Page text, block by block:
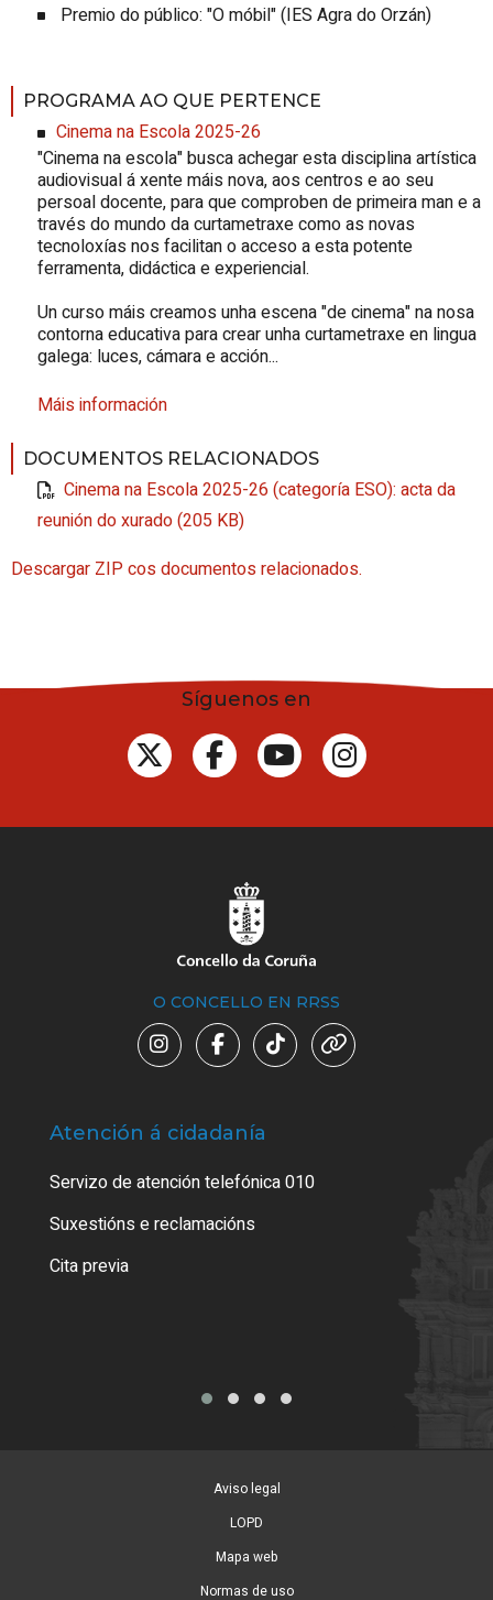
Premio do público: "O móbil" (IES Agra do Orzán)
PROGRAMA AO QUE PERTENCE
Cinema na Escola 2025-26
"Cinema na escola" busca achegar esta disciplina artística
audiovisual á xente máis nova, aos centros e ao seu
persoal docente, para que comproben de primeira man e a
través do mundo da curtametraxe como as novas
tecnoloxías nos facilitan o acceso a esta potente
ferramenta, didáctica e experiencial.
Un curso máis creamos unha escena "de cinema" na nosa
contorna educativa para crear unha curtametraxe en lingua
galega: luces, cámara e acción...
Máis información
DOCUMENTOS RELACIONADOS
Cinema na Escola 2025-26 (categoría ESO): acta da
reunión do xurado (205 KB)
Descargar ZIP cos documentos relacionados.
Síguenos en
O CONCELLO EN RRSS
Atención á cidadanía
Servizo de atención telefónica 010
Suxestións e reclamacións
Cita previa
Aviso legal
LOPD
Mapa web
Normas de uso